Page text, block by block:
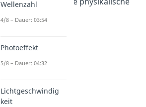
Phänomen.
Wellenzahl
4/8 – Dauer: 03:54
Photoeffekt
5/8 – Dauer: 04:32
Lichtgeschwindig
keit